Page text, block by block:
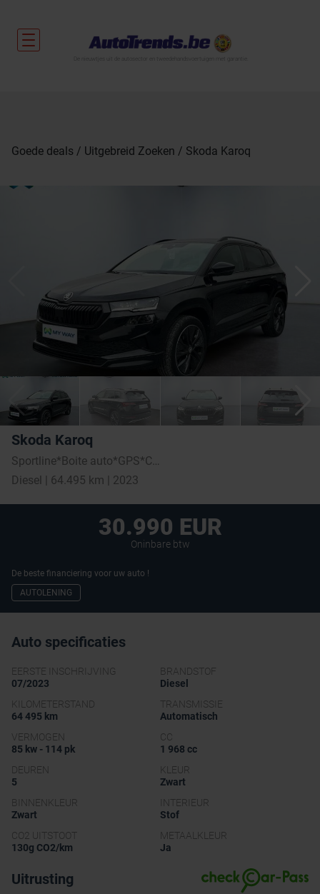
Goede deals Uitgebreid Zoeken Skoda Karoq
Skoda Karoq
Diesel | 64.495 km | 2023
30.990 EUR
Oninbare btw
De beste financiering voor uw auto !
AUTOLENING
Auto specificaties
EERSTE INSCHRIJVING
07/2023
BRANDSTOF
Diesel
KILOMETERSTAND
64 495 km
TRANSMISSIE
Automatisch
VERMOGEN
85 kw - 114 pk
CC
1 968 cc
DEUREN
5
KLEUR
Zwart
BINNENKLEUR
Zwart
INTERIEUR
Stof
CO2 UITSTOOT
130g CO2/km
METAALKLEUR
Ja
Uitrusting